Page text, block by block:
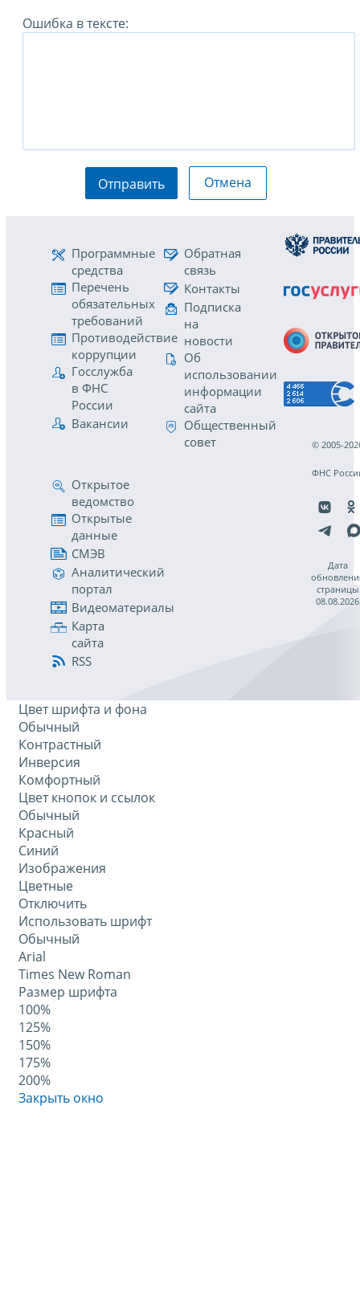
Ошибка в тексте:
Отправить Отмена
Программные
средства
Перечень
обязательных
требований
Противодействие
коррупции
Госслужба
в ФНС
России
Вакансии
Обратная
связь
Контакты
Подписка
на
новости
Об
использовании
информации
сайта
Общественный
совет
Открытое
ведомство
Открытые
данные
СМЭВ
Аналитический
портал
Видеоматериалы
Карта
сайта
RSS
© 2005-
ФНС
Дата
страницы
08.08.2026
Цвет шрифта и фона
Обычный
Контрастный
Инверсия
Комфортный
Цвет кнопок и ссылок
Обычный
Красный
Синий
Изображения
Цветные
Отключить
Использовать шрифт
Обычный
Arial
Times New Roman
Размер шрифта
100%
125%
150%
175%
200%
Закрыть окно